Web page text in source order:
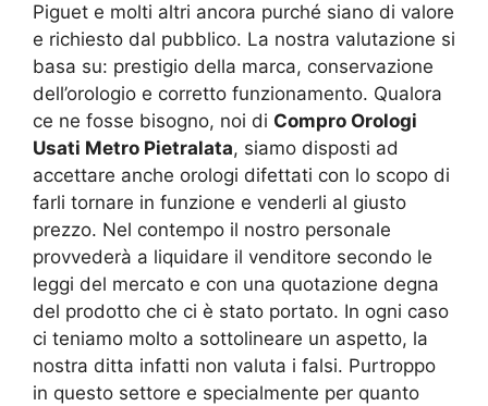
Piguet e molti altri ancora purché siano di valore
e richiesto dal pubblico. La nostra valutazione si
basa su: prestigio della marca, conservazione
dell’orologio e corretto funzionamento. Qualora
ce ne fosse bisogno, noi di Compro Orologi
Usati Metro Pietralata, siamo disposti ad
accettare anche orologi difettati con lo scopo di
farli tornare in funzione e venderli al giusto
prezzo. Nel contempo il nostro personale
provvederà a liquidare il venditore secondo le
leggi del mercato e con una quotazione degna
del prodotto che ci è stato portato. In ogni caso
ci teniamo molto a sottolineare un aspetto, la
nostra ditta infatti non valuta i falsi. Purtroppo
in questo settore e specialmente per quanto